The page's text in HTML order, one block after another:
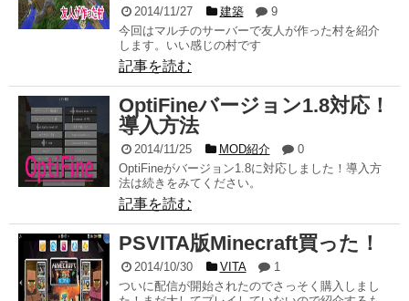
2014/11/27 建築
9
今回はマルチのサーバーで友人が作った村を紹介
します。いい感じの村です
記事を読む
OptiFineバージョン1.8対応！
導入方法
2014/11/25 MOD紹介
0
OptiFineがバージョン1.8に対応しました！導入方
法は続きをみてください。
記事を読む
PSVITA版Minecraft買った！
2014/10/30 VITA
1
ついに配信が開始されたのでさっそく購入しまし